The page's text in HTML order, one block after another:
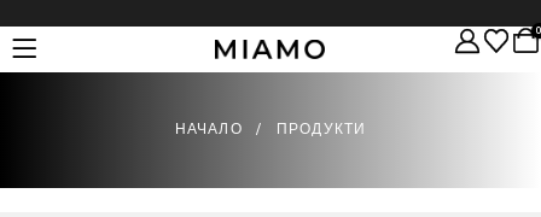
НАЧАЛО ПРОДУКТИ
Product